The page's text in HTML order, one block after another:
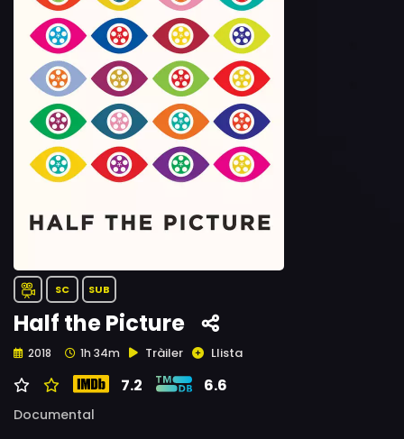
SC SUB
Half the Picture
2018 1h 34m Tràiler Llista
7.2 6.6
Documental